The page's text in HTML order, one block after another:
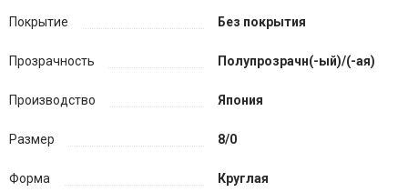
Покрытие Без покрытия
Прозрачность Полупрозрачн(-ый)/(-ая)
Производство Япония
Размер 8/0
Форма Круглая